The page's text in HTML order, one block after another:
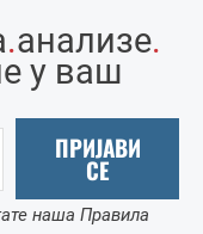
.анализе.
у ваш
ПРИЈАВИ
СЕ
наша Правила